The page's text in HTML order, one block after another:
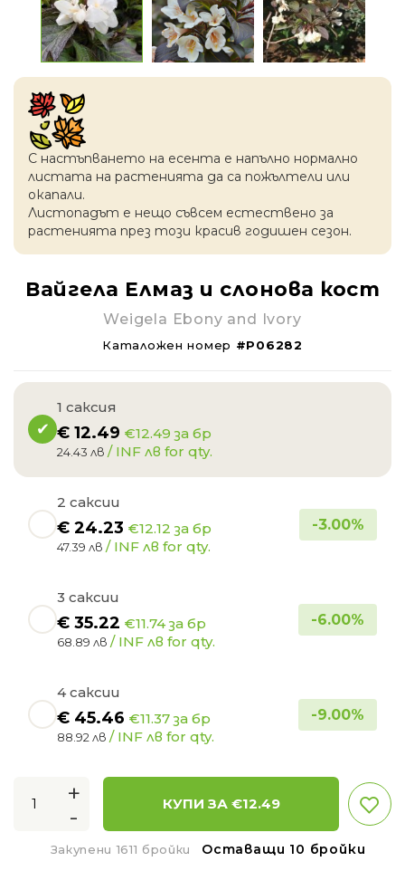
С настъпването на есентa е напълно нормално
листата на растенията да са пожълтели или
окапaли.
Листопадът е нещо съвсем естествено за
растенията през този красив годишен сезон.
Вайгела Елмаз и слонова кост
Weigela Ebony and Ivory
Каталожен номер #P06282
1 саксия
€ 12.49 €12.49 за бр
24.43 лв / INF лв for qty.
2 саксии
€ 24.23 €12.12 за бр
47.39 лв / INF лв for qty.
-3.00%
3 саксии
€ 35.22 €11.74 за бр
68.89 лв / INF лв for qty.
-6.00%
4 саксии
€ 45.46 €11.37 за бр
88.92 лв / INF лв for qty.
-9.00%
+
-
КУПИ ЗА €12.49
Закупени 1611 бройки Оставащи 10 бройки